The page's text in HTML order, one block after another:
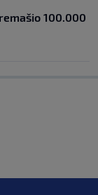
100.000